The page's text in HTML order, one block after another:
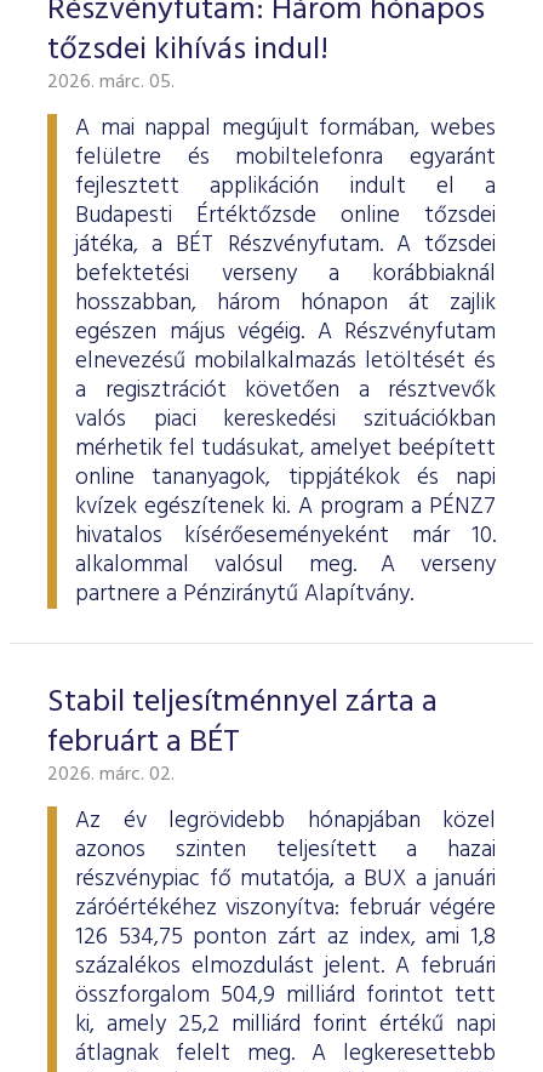
ESG Útmutató
Részvényfutam: Három hónapos
tőzsdei kihívás indul!
2026. márc. 05.
A mai nappal megújult formában, webes
felületre és mobiltelefonra egyaránt
fejlesztett applikáción indult el a
Budapesti Értéktőzsde online tőzsdei
játéka, a BÉT Részvényfutam. A tőzsdei
befektetési verseny a korábbiaknál
hosszabban, három hónapon át zajlik
egészen május végéig. A Részvényfutam
elnevezésű mobilalkalmazás letöltését és
a regisztrációt követően a résztvevők
valós piaci kereskedési szituációkban
mérhetik fel tudásukat, amelyet beépített
online tananyagok, tippjátékok és napi
kvízek egészítenek ki. A program a PÉNZ7
hivatalos kísérőeseményeként már 10.
alkalommal valósul meg. A verseny
partnere a Pénziránytű Alapítvány.
Stabil teljesítménnyel zárta a
februárt a BÉT
2026. márc. 02.
Az év legrövidebb hónapjában közel
azonos szinten teljesített a hazai
részvénypiac fő mutatója, a BUX a januári
záróértékéhez viszonyítva: február végére
126 534,75 ponton zárt az index, ami 1,8
százalékos elmozdulást jelent. A februári
összforgalom 504,9 milliárd forintot tett
ki, amely 25,2 milliárd forint értékű napi
átlagnak felelt meg. A legkeresettebb